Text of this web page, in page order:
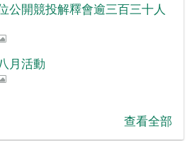
公開競投解釋會逾三百三十人
月活動
查看全部